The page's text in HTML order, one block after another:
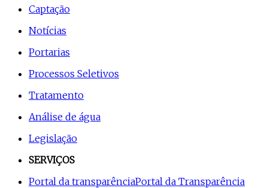
Captação
Notícias
Portarias
Processos Seletivos
Tratamento
Análise de água
Legislação
SERVIÇOS
Portal da transparênciaPortal da Transparência